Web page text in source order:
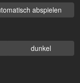
abspielen
dunkel